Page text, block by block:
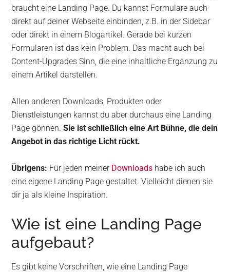
braucht eine Landing Page. Du kannst Formulare auch
direkt auf deiner Webseite einbinden, z.B. in der Sidebar
oder direkt in einem Blogartikel. Gerade bei kurzen
Formularen ist das kein Problem. Das macht auch bei
Content-Upgrades Sinn, die eine inhaltliche Ergänzung zu
einem Artikel darstellen.
Allen anderen Downloads, Produkten oder
Dienstleistungen kannst du aber durchaus eine Landing
Page gönnen.Sie ist schließlich eine Art Bühne, die dein
Angebot in das richtige Licht rückt.
Übrigens: Für jeden meiner Downloads habe ich auch
eine eigene Landing Page gestaltet. Vielleicht dienen sie
dir ja als kleine Inspiration.
Wie ist eine Landing Page
aufgebaut?
Es gibt keine Vorschriften, wie eine Landing Page